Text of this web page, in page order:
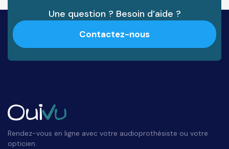
Une question ? Besoin d’aide ?
Contactez-nous
Rendez-vous en ligne avec votre audioprothésiste ou votre
opticien.